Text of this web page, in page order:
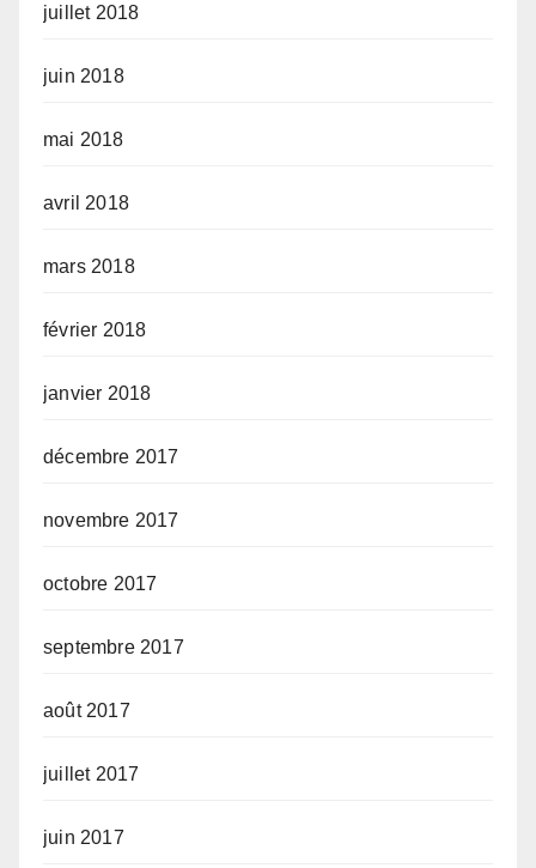
juillet 2018
juin 2018
mai 2018
avril 2018
mars 2018
février 2018
janvier 2018
décembre 2017
novembre 2017
octobre 2017
septembre 2017
août 2017
juillet 2017
juin 2017